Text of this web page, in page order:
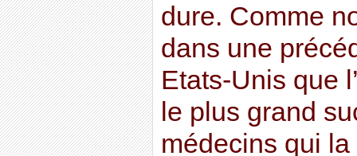
dure. Comme
dans une
Etats-Unis que
le plus grand
médecins qui